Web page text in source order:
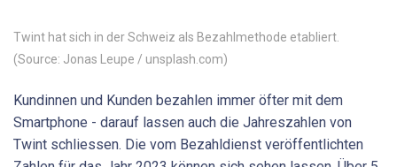
Twint hat sich in der Schweiz als Bezahlmethode etabliert.
(Source: Jonas Leupe / unsplash.com)
Kundinnen und Kunden bezahlen immer öfter mit dem
Smartphone - darauf lassen auch die Jahreszahlen von
Twint schliessen. Die vom Bezahldienst veröffentlichten